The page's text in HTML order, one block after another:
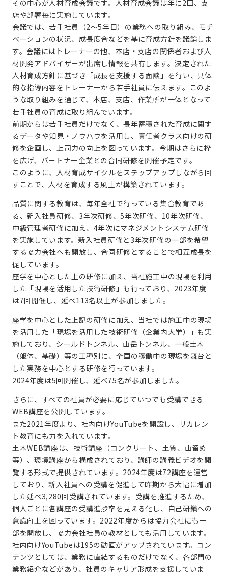
その中心が人材育成会議です。人材育成会議は年に2回、支
店や部署毎に実施しています。
会議では、若手社員（2～5年目）の業務への取り組み、モチ
ベーションの状況、成長度合などを基に育成方針を議論しま
す。会議にはトレーナーの他、本店・支店の関係者および人
材開発アドバイザーが出席し情報を共有します。決定された
人材育成方針に基づき「成長を支援する面談」を行い、具体
的な指導内容をトレーナーから若手社員に伝えます。このよ
うな取り組みを通じて、本店、支店、作業所が一体となって
若手社員の育成に取り組んでいます。
前期からは若手社員だけでなく、長年蓄積された育成に関す
るデータや知見・ノウハウを活用し、責任者クラス向けの研
修を企画し、上司力の向上を図っています。今期はさらに枠
を広げ、パートナー企業との合同研修を開催予定です。
このように、人材育成サイクルをステップアップしながら回
すことで、人材を育成する風土が構築されています。
品質に関する教育は、毎年全社で行っている集合教育であ
る、新入社員研修、3年次研修、5年次研修、10年次研修、
中級管理者研修に加え、4年次にマネジメントシステム研修
を実施しています。新入社員研修と3年次研修の一部を希望
する協力会社へも開放し、合同研修とすることで相互成長を
促しています。
座学を中心とした上の研修に加え、当社施工中の現場を利用
した「現場を活用した技術研修」も行っており、2023年度
は7回開催し、延べ113名以上が参加しました。
座学を中心とした上記の研修に加え、当社では施工中の現場
を活用した「現場を活用した技術研修（企業内大学）」も実
施しており、シールドトンネル、山岳トンネル、一般土木
（躯体、基礎）等の工種別に、全国の稼働中の現場を舞台と
した実務を中心とする研修を行っています。
2024年度は5回開催し、延べ75名が参加しました。
さらに、すべての社員が必要に応じていつでも受講できる
WEB講座を公開しています。
また2021年度より、社内向けYouTubeを開設し、リカレン
ト教育にも力を入れています。
土木WEB講座は、技術講座（コンクリート、土質、山留め
等）、環境講座から構成されており、講師の講義ビデオを閲
覧する形式で提供されています。2024年度は72講座を運営
しており、新入社員への受講を促進して昨期から大幅に増加
した延べ3,280回受講されています。受講を推進するため、
個人ごとに各講座の受講進捗率を見える化し、自己研鑽への
意識向上を図っています。2022年度からは協力会社にも一
部を開放し、協力会社社員の教材としても活用しています。
社内向けYouTubeは195の動画がアップされています。コン
テンツとしては、業務に直結するものだけでなく、各部門の
業務紹介などがあり、社員のキャリア形成を支援していま